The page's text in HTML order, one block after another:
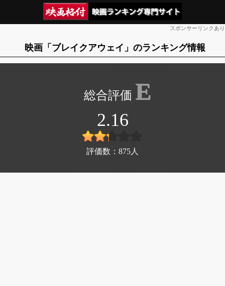
スポンサーリンクあり
映画「ブレイクアウェイ」のランキング情報
E
2.16
評価数： 875 人